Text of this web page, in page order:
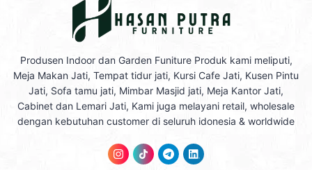
Produsen Indoor dan Garden Funiture Produk kami meliputi,
Meja Makan Jati, Tempat tidur jati, Kursi Cafe Jati, Kusen Pintu
Jati, Sofa tamu jati, Mimbar Masjid jati, Meja Kantor Jati,
Cabinet dan Lemari Jati, Kami juga melayani retail, wholesale
dengan kebutuhan customer di seluruh idonesia & worldwide